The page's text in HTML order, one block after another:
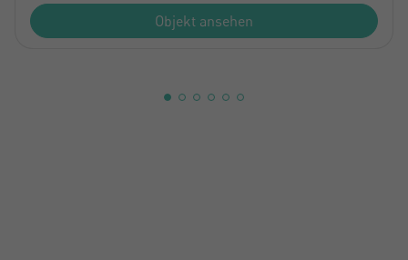
Objekt ansehen